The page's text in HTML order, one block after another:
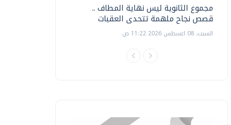
مجموع الثانوية ليس نهاية المطاف ..
قصص نجاح ملهمة تتحدى العقبات
السبت، 08 اغسطس 2026 11:22 ص